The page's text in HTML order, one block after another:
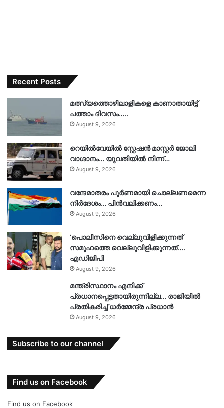
Recent Posts
മത്സ്യത്തൊഴിലാളികളെ കാണാതായിട്ട്
പത്താം ദിവസം…..
August 9, 2026
റെയിൽവേയിൽ സ്റ്റേഷൻ മാസ്റ്റർ ജോലി
വാഗ്ദാനം… യുവതിയിൽ നിന്ന്…
August 9, 2026
വന്ദേമാതരം പൂർണമായി ചൊല്ലണമെന്ന
നിർദേശം… പിൻവലിക്കണം…
August 9, 2026
‘പൊലീസിനെ വെല്ലുവിളിക്കുന്നത്
സമൂഹത്തെ വെല്ലുവിളിക്കുന്നത്’….
എഡിജിപി
August 9, 2026
മന്ത്രിസ്ഥാനം എനിക്ക്
പ്രധാനപ്പെട്ടതായിരുന്നില്ല… രാജിയിൽ
പ്രതികരിച്ച് ധർമ്മേന്ദ്ര പ്രധാൻ
August 9, 2026
Subscribe to our channel
Find us on Facebook
Find us on Facebook